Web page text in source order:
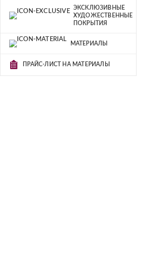
ЭКСКЛЮЗИВНЫЕ
ХУДОЖЕСТВЕННЫЕ
ПОКРЫТИЯ
МАТЕРИАЛЫ
ПРАЙС-ЛИСТ НА МАТЕРИАЛЫ